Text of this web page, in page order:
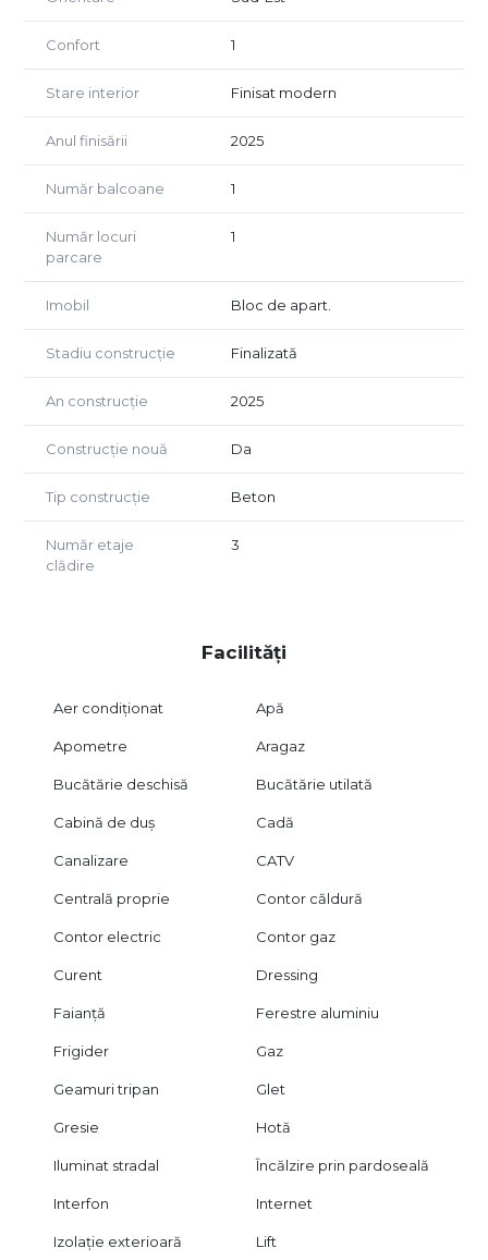
închiriere sunt 1 lună avans + 1 lună garanție.
închiriere.
Confort 1
Stare interior Finisat modern
Anul finisării 2025
Număr balcoane 1
Număr locuri
parcare
1
Imobil Bloc de apart.
Stadiu construcție Finalizată
An construcție 2025
Construcție nouă Da
Tip construcție Beton
Număr etaje
clădire
3
Facilități
Aer condiționat Apă
Apometre Aragaz
Bucătărie deschisă Bucătărie utilată
Cabină de duș Cadă
Canalizare CATV
Centrală proprie Contor căldură
Contor electric Contor gaz
Curent Dressing
Faianță Ferestre aluminiu
Frigider Gaz
Geamuri tripan Glet
Gresie Hotă
Iluminat stradal Încălzire prin pardoseală
Interfon Internet
Izolație exterioară Lift